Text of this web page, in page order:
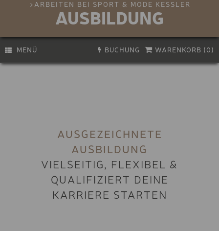
ARBEITEN BEI SPORT & MODE KESSLER
AUSBILDUNG
MENÜ BUCHUNG WARENKORB (0)
Gutscheine
Skifahren
Snowboarden
Skitour & Freeriden
Langlaufen
Schneeschuh- &
Winterwandern
BIKE-HELM
KLETTERSTEIG-SET
KLETTERSTEIG-SET
AUSGEZEICHNETE
AUSBILDUNG
VIELSEITIG, FLEXIBEL &
QUALIFIZIERT DEINE
KARRIERE STARTEN